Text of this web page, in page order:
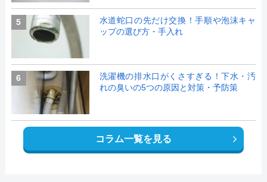
5
水道蛇口の先だけ交換！手順や泡沫キャ
ップの選び方・手入れ
6
洗濯機の排水口がくさすぎる！下水・汚
れの臭いの5つの原因と対策・予防策
コラム一覧を見る